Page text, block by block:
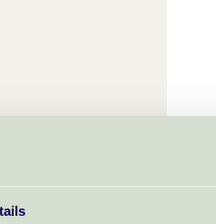
Sehr oft höre ich
Ding draus.